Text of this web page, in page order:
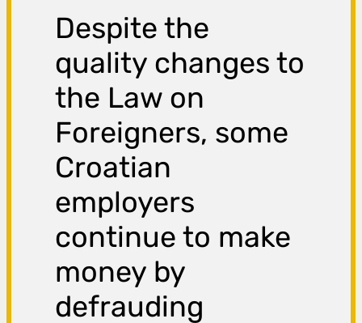
Despite the
quality changes to
the Law on
Foreigners, some
Croatian
employers
continue to make
money by
defrauding